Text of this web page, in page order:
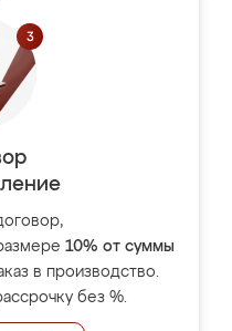
10% от суммы
в производство.
без %.